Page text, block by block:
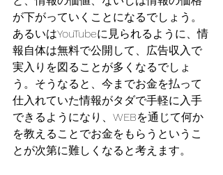
が下がっていくことになるでしょう。
あるいはYouTubeに見られるように、情
報自体は無料で公開して、広告収入で
実入りを図ることが多くなるでしょ
う。そうなると、今までお金を払って
仕入れていた情報がタダで手軽に入手
できるようになり、WEBを通じて何か
を教えることでお金をもらうというこ
とが次第に難しくなると考えます。